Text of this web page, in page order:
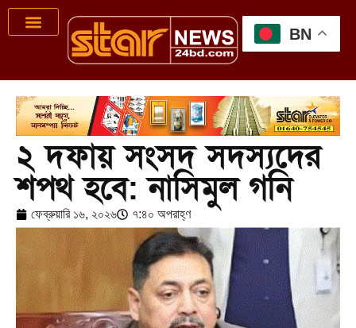
২ দফায় সংসদ সদস্যদের
শপথ হবে: নাসিমুল গনি
ফেব্রুয়ারি ১৬, ২০২৬ ৭:৪০ অপরাহ্ণ
BN